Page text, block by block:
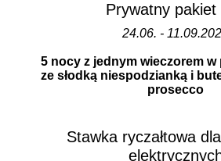
Prywatny pakiet
24.06. -
5 nocy z jednym wieczorem
ze słodką niespodzianką i
prosecco
Stawka ryczałtowa